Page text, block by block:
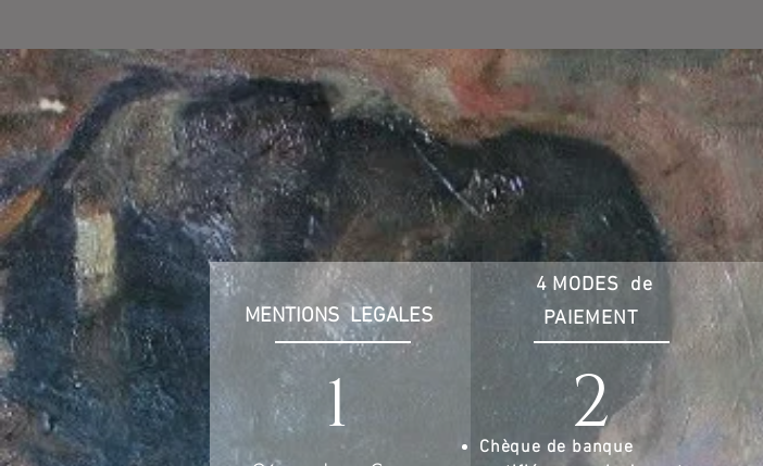
4 MODES de
PAIEMENT
Chèque de banque
MENTIONS LEGALES
1 2